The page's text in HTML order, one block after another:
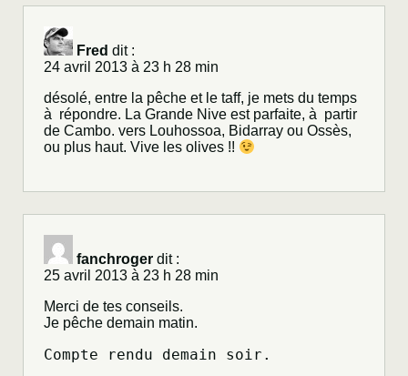
Fred dit :
24 avril 2013 à 23 h 28 min
désolé, entre la pêche et le taff, je mets du temps
à répondre. La Grande Nive est parfaite, à partir
de Cambo. vers Louhossoa, Bidarray ou Ossès,
ou plus haut. Vive les olives !!
fanchroger dit :
25 avril 2013 à 23 h 28 min
Merci de tes conseils.
Je pêche demain matin.
Compte rendu demain soir.